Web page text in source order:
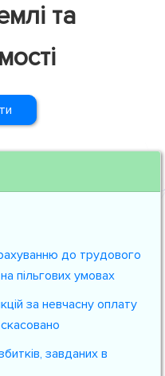
та
до трудового
пільгових умовах
за невчасну оплату
завданих в